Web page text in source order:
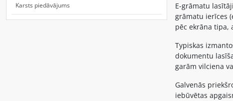
Karsts piedāvājums
E-grāmatu
grāmatu ierīces
pēc ekrāna tipa,
Typiskas
dokumentu
garām vilciena
Galvenās
iebūvētas